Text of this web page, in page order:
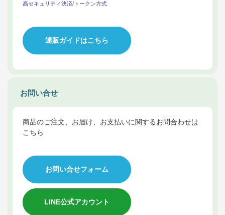
高セキュリティ決済/トークン方式
通販ガイドはこちら
お問い合せ
商品のご注文、お届け、お支払いに関するお問合わせは
こちら
お問い合せフォーム
LINE公式アカウント